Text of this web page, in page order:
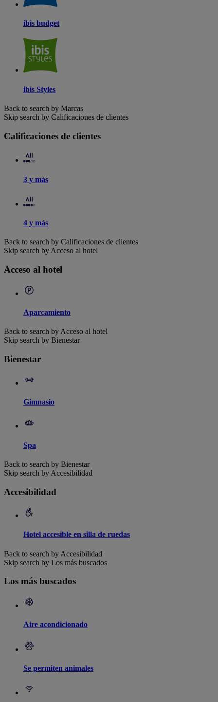
ibis budget
ibis Styles
Back to search by Marcas
Skip search by Calificaciones de clientes
Calificaciones de clientes
3 y más
4 y más
Back to search by Calificaciones de clientes
Skip search by Acceso al hotel
Acceso al hotel
Aparcamiento
Back to search by Acceso al hotel
Skip search by Bienestar
Bienestar
Gimnasio
Spa
Back to search by Bienestar
Skip search by Accesibilidad
Accesibilidad
Hotel accesible en silla de ruedas
Back to search by Accesibilidad
Skip search by Los más buscados
Los más buscados
Aire acondicionado
Se permiten animales